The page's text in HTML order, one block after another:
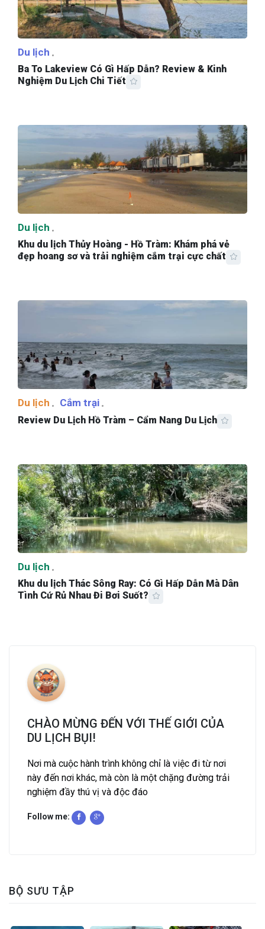
Du lịch
Ba To Lakeview Có Gì Hấp Dẫn? Review & Kinh
Nghiệm Du Lịch Chi Tiết
Du lịch
Khu du lịch Thủy Hoàng - Hồ Tràm: Khám phá vẻ
đẹp hoang sơ và trải nghiệm cắm trại cực chất
Du lịch Cắm trại
Review Du Lịch Hồ Tràm – Cẩm Nang Du Lịch
Du lịch
Khu du lịch Thác Sông Ray: Có Gì Hấp Dẫn Mà Dân
Tình Cứ Rủ Nhau Đi Bơi Suốt?
CHÀO MỪNG ĐẾN VỚI THẾ GIỚI CỦA
DU LỊCH BỤI!
Nơi mà cuộc hành trình không chỉ là việc đi từ nơi
này đến nơi khác, mà còn là một chặng đường trải
nghiệm đầy thú vị và độc đáo
Follow me:
BỘ SƯU TẬP